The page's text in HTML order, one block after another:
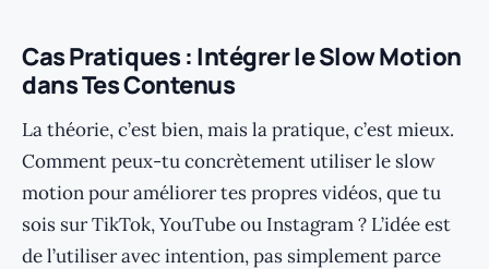
Cas Pratiques : Intégrer le Slow Motion
dans Tes Contenus
La théorie, c’est bien, mais la pratique, c’est mieux.
Comment peux-tu concrètement utiliser le slow
motion pour améliorer tes propres vidéos, que tu
sois sur TikTok, YouTube ou Instagram ? L’idée est
de l’utiliser avec intention, pas simplement parce